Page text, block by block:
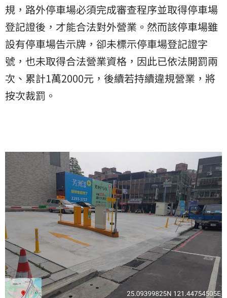
規，路外停車場必須完成審查程序並取得停車場
登記證後，才能合法對外營業。然而該停車場雖
設有停車場告示牌，卻未標示停車場登記證字
號，也未取得合法營業資格，因此已依法開罰兩
次、累計1萬2000元，後續若持續違規營業，將
按次裁罰。